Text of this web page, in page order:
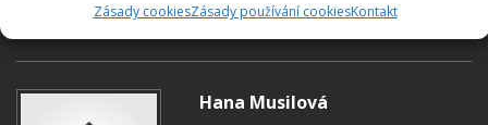
Zásady cookiesZásady používání cookiesKontakt
DOMÁCNOST MRAVENCI
Hana Musilová